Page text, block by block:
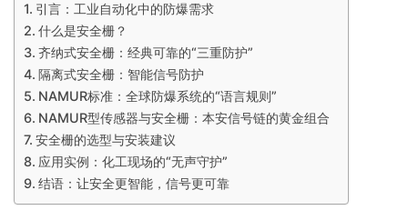
引言：工业自动化中的防爆需求
什么是安全栅？
齐纳式安全栅：经典可靠的“三重防护”
隔离式安全栅：智能信号防护
NAMUR标准：全球防爆系统的“语言规则”
NAMUR型传感器与安全栅：本安信号链的黄金组合
安全栅的选型与安装建议
应用实例：化工现场的“无声守护”
结语：让安全更智能，信号更可靠